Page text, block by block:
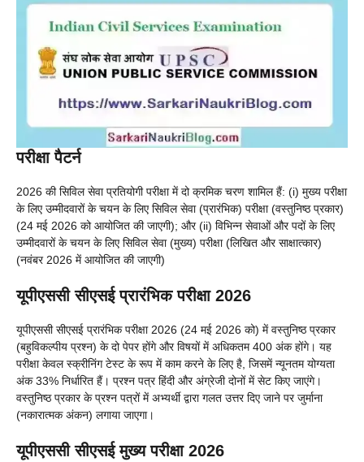
परीक्षा पैटर्न
2026 की सिविल सेवा प्रतियोगी परीक्षा में दो क्रमिक चरण शामिल हैं: (i) मुख्य परीक्षा
के लिए उम्मीदवारों के चयन के लिए सिविल सेवा (प्रारंभिक) परीक्षा (वस्तुनिष्ठ प्रकार)
(24 मई 2026 को आयोजित की जाएगी); और (ii) विभिन्न सेवाओं और पदों के लिए
उम्मीदवारों के चयन के लिए सिविल सेवा (मुख्य) परीक्षा (लिखित और साक्षात्कार)
(नवंबर 2026 में आयोजित की जाएगी)
यूपीएससी सीएसई प्रारंभिक परीक्षा 2026
यूपीएससी सीएसई प्रारंभिक परीक्षा 2026 (24 मई 2026 को) में वस्तुनिष्ठ प्रकार
(बहुविकल्पीय प्रश्न) के दो पेपर होंगे और विषयों में अधिकतम 400 अंक होंगे। यह
परीक्षा केवल स्क्रीनिंग टेस्ट के रूप में काम करने के लिए है, जिसमें न्यूनतम योग्यता
अंक 33% निर्धारित हैं। प्रश्न पत्र हिंदी और अंग्रेजी दोनों में सेट किए जाएंगे।
वस्तुनिष्ठ प्रकार के प्रश्न पत्रों में अभ्यर्थी द्वारा गलत उत्तर दिए जाने पर जुर्माना
(नकारात्मक अंकन) लगाया जाएगा।
यूपीएससी सीएसई मुख्य परीक्षा 2026